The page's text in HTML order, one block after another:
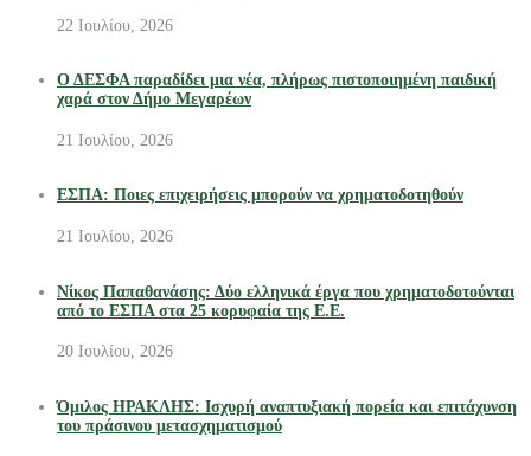
22 Ιουλίου, 2026
Ο ΔΕΣΦΑ παραδίδει μια νέα, πλήρως πιστοποιημένη παιδική
χαρά στον Δήμο Μεγαρέων
21 Ιουλίου, 2026
ΕΣΠΑ: Ποιες επιχειρήσεις μπορούν να χρηματοδοτηθούν
21 Ιουλίου, 2026
Νίκος Παπαθανάσης: Δύο ελληνικά έργα που χρηματοδοτούνται
από το ΕΣΠΑ στα 25 κορυφαία της Ε.Ε.
20 Ιουλίου, 2026
Όμιλος ΗΡΑΚΛΗΣ: Ισχυρή αναπτυξιακή πορεία και επιτάχυνση
του πράσινου μετασχηματισμού